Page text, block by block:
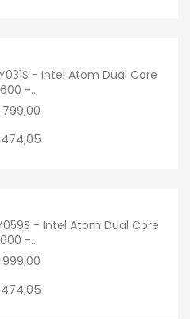
- Intel Atom Dual Core
-...
,05
- Intel Atom Dual Core
-...
,05